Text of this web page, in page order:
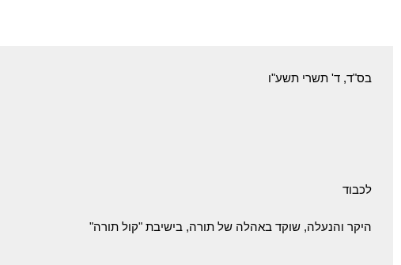
בס"ד, ‏ד' תשרי תשע"ו
לכבוד
היקר והנעלה, שוקד באהלה של תורה, בישיבת "קול תורה"